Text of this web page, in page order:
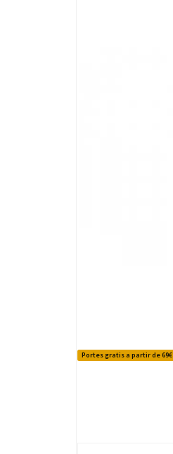
Portes gratis a partir de 69€